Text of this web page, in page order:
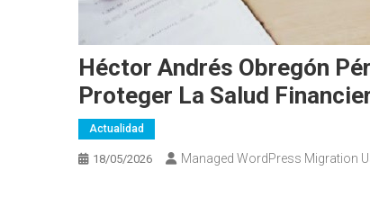
Héctor Andrés Obregón
Proteger La Salud
Actualidad
18/05/2026 Managed WordPress Migration